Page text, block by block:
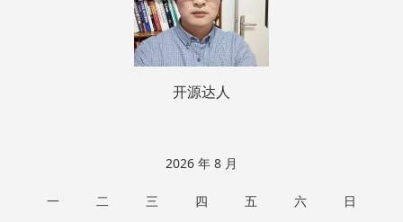
开源达人
2026 年 8 月
一 二 三 四 五 六
日